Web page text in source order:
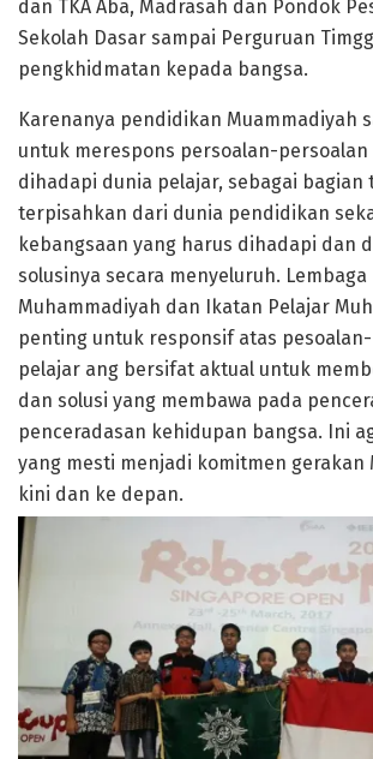
dan TKA Aba, Madrasah dan Pondok
Sekolah Dasar sampai Perguruan
pengkhidmatan kepada bangsa.
Karenanya pendidikan Muammadiyah
untuk merespons persoalan-persoalan
dihadapi dunia pelajar, sebagai bagian
terpisahkan dari dunia pendidikan
kebangsaan yang harus dihadapi dan
solusinya secara menyeluruh.
Muhammadiyah dan Ikatan Pelajar
penting untuk responsif atas
pelajar ang bersifat aktual untuk
dan solusi yang membawa pada
penceradasan kehidupan bangsa. Ini
yang mesti menjadi komitmen gerakan
kini dan ke depan.